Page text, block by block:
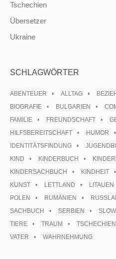
Tschechien
Übersetzer
Ukraine
SCHLAGWÖRTER
ABENTEUER ALLTAG
BIOGRAFIE
BULGARIEN
FAMILIE
FREUNDSCHAFT
HILFSBEREITSCHAFT
HUMOR
IDENTITÄTSFINDUNG
KIND
KINDERBUCH
KINDERSACHBUCH
KINDHEIT
KUNST
LETTLAND LITAUEN
POLEN
RUMÄNIEN
SACHBUCH
SERBIEN
TIERE
TRAUM TSCHECHIEN
VATER
WAHRNEHMUNG